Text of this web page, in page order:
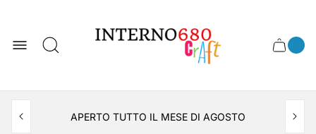
del
negozio
Cassetto
APERTO TUTTO IL MESE DI AGOSTO